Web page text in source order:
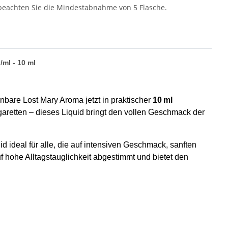
Sie die Mindestabnahme von 5 Flasche.
- 10 ml
Lost Mary Aroma jetzt in praktischer 10 ml
– dieses Liquid bringt den vollen Geschmack der
ideal für alle, die auf intensiven Geschmack, sanften
Alltagstauglichkeit abgestimmt und bietet den